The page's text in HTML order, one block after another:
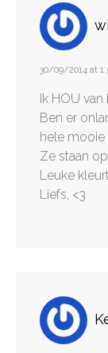
30/09/2014 at
Ik HOU van
Ben er
hele
Ze staan
Leuke
Liefs, <3